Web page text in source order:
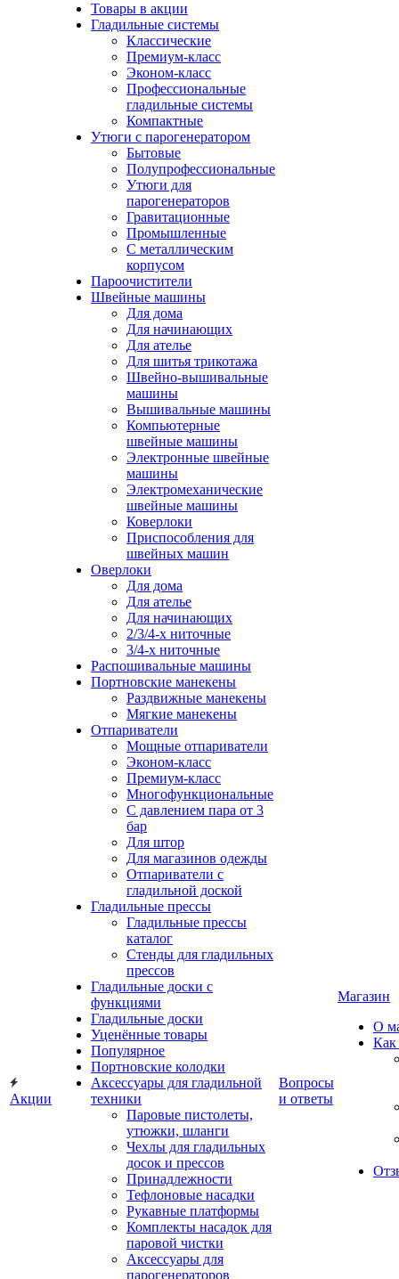
Акции
Товары в акции
Гладильные системы
Классические
Премиум-класс
Эконом-класс
Профессиональные
гладильные системы
Компактные
Утюги с парогенератором
Бытовые
Полупрофессиональные
Утюги для
парогенераторов
Гравитационные
Промышленные
С металлическим
корпусом
Пароочистители
Швейные машины
Для дома
Для начинающих
Для ателье
Для шитья трикотажа
Швейно-вышивальные
машины
Вышивальные машины
Компьютерные
швейные машины
Электронные швейные
машины
Электромеханические
швейные машины
Коверлоки
Приспособления для
швейных машин
Оверлоки
Для дома
Для ателье
Для начинающих
2/3/4-х ниточные
3/4-х ниточные
Распошивальные машины
Портновские манекены
Раздвижные манекены
Мягкие манекены
Отпариватели
Мощные отпариватели
Эконом-класс
Премиум-класс
Многофункциональные
С давлением пара от 3
бар
Для штор
Для магазинов одежды
Отпариватели с
гладильной доской
Гладильные прессы
Гладильные прессы
каталог
Стенды для гладильных
прессов
Гладильные доски с
функциями
Гладильные доски
Уценённые товары
Популярное
Портновские колодки
Аксессуары для гладильной
техники
Паровые пистолеты,
утюжки, шланги
Чехлы для гладильных
досок и прессов
Принадлежности
Тефлоновые насадки
Рукавные платформы
Комплекты насадок для
паровой чистки
Аксессуары для
парогенераторов
Вопросы
и ответы
Магазин
О
Как